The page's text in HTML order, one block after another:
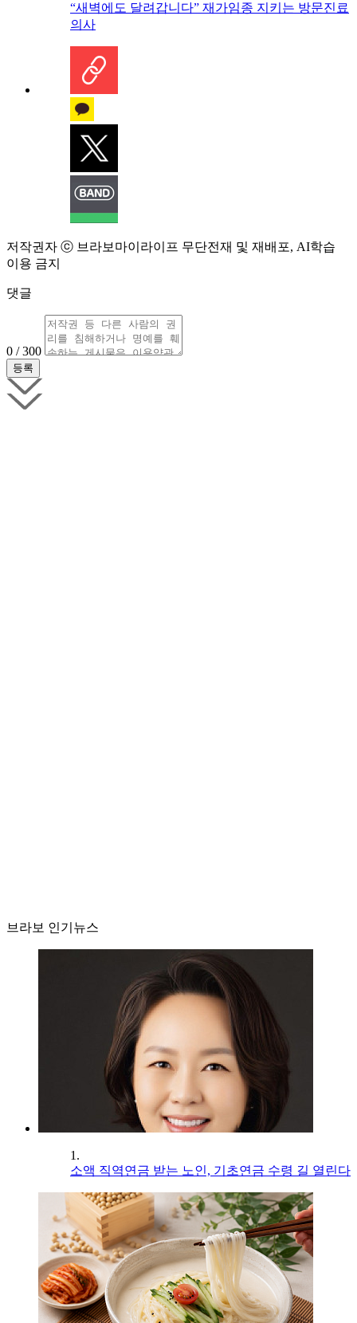
“새벽에도 달려갑니다” 재가임종 지키는 방문진료
의사
저작권자 ⓒ 브라보마이라이프 무단전재 및 재배포, AI학습
이용 금지
댓글
0 / 300
브라보 인기뉴스
1.
소액 직역연금 받는 노인, 기초연금 수령 길 열린다